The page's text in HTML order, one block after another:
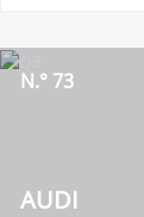
AUDI
N.° 73